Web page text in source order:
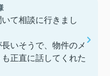
て相談に行きまし
いそうで、物件のメ
正直に話してくれた